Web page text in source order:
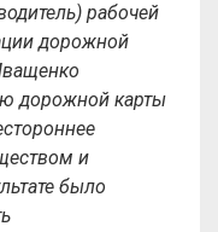
рабочей
дорожной
дорожной карты
и
было